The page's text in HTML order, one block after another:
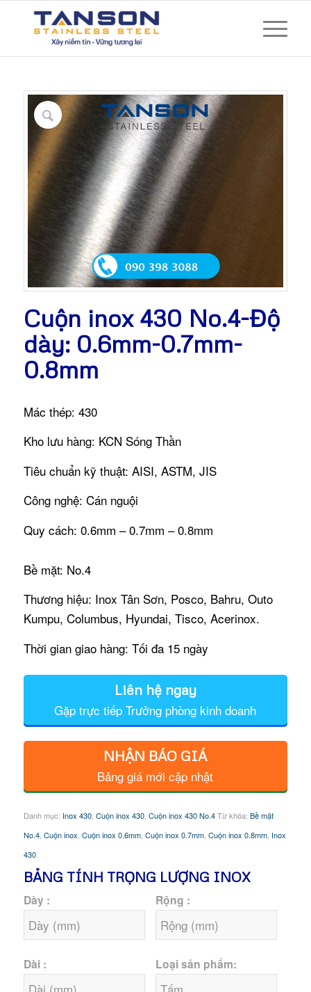
Cuộn inox 430 No.4-Độ
dày: 0.6mm-0.7mm-
0.8mm
Mác thép: 430
Kho lưu hàng: KCN Sóng Thần
Tiêu chuẩn kỹ thuật: AISI, ASTM, JIS
Công nghệ: Cán nguội
Quy cách: 0.6mm – 0.7mm – 0.8mm
Bề mặt: No.4
Thương hiệu: Inox Tân Sơn, Posco, Bahru, Outo
Kumpu, Columbus, Hyundai, Tisco, Acerinox.
Thời gian giao hàng: Tối đa 15 ngày
Liên hệ ngay
Gặp trực tiếp Trưởng phòng kinh doanh
NHẬN BÁO GIÁ
Bảng giá mới cập nhật
Danh mục: Inox 430, Cuộn inox 430, Cuộn inox 430 No.4 Từ khóa: Bề mặt
No.4, Cuộn inox Cuộn inox 0.6mm, Cuộn inox 0.7mm, Cuộn inox 0.8mm, Inox
430
BẢNG TÍNH TRỌNG LƯỢNG INOX
Dày : Rộng :
Dài : Loại sản phẩm: